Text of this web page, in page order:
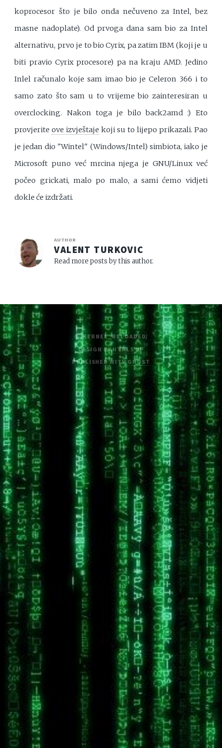
koprocesor što je bilo onda nečuveno za Intel, bez
masne nadoplate). Od prvoga dana sam bio za Intel
alternativu, prvo je to bio Cyrix, pa zatim IBM (koji je u
biti pravio Cyrix procesore) pa na kraju AMD. Jedino
Inlel računalo koje sam imao bio je Celeron 366 i to
samo zato što sam u to vrijeme bio zainteresiran u
overclocking. Nakon toga je bilo back2amd :) Eto
provjeriteove izvještaje koji su to lijepo prikazali. Pao
je jedan dio "Wintel" (Windows/Intel) simbiota, iako je
Microsoft puno već mrcina njega je GNU/Linux već
počeo grickati, malo po malo, a sami ćemo vidjeti
dokle će izdržati.
AUTHOR
VALENT TURKOVIC
Read more posts by this author.
© /KERNEL_RELOADED/
DESIGN BYHTML5 UP
PUBLISHED WITHGHOST